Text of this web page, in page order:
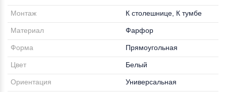
Монтаж К столешнице, К тумбе
Материал Фарфор
Форма Прямоугольная
Цвет Белый
Ориентация Универсальная